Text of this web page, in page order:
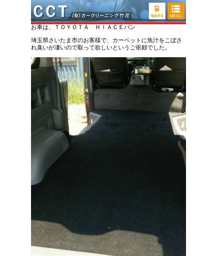
トヨタ ハイエースバン 魚汁の臭い取り
お車は、ＴＯＹＯＴＡ ＨＩＡＣＥバン
埼玉県さいたま市のお客様で、カーペットに魚汁をこぼさ
れ臭いが凄いので取って欲しいというご依頼でした。